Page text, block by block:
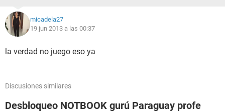
micadela27
19 jun 2013 a las 00:37
la verdad no juego eso ya
Discusiones similares
Desbloqueo NOTBOOK gurú Paraguay profe